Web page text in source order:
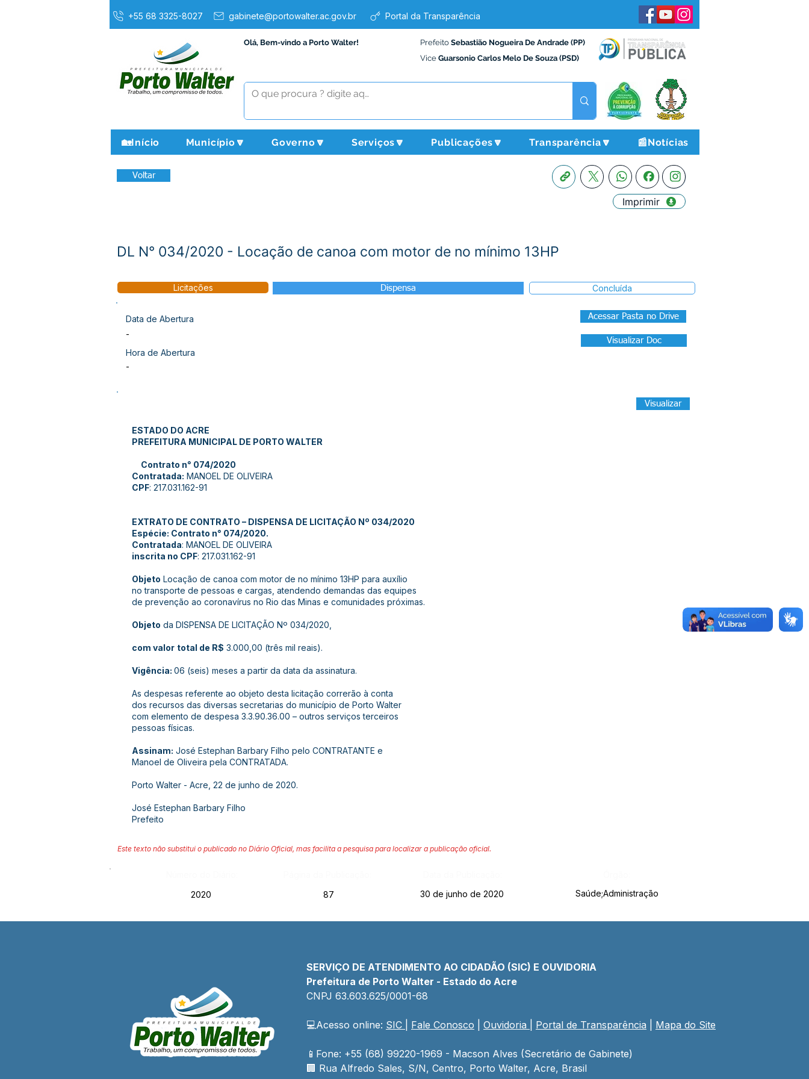
+55 68 3325-8027 gabinete@portowalter.ac.gov.br Portal da Transparência
Olá, Bem-vindo a Porto Walter! Prefeito Sebastião Nogueira De Andrade (PP)
Vice Guarsonio Carlos Melo De Souza (PSD)
🏡Início Município🔽 Governo🔽 Serviços🔽 Publicações🔽 Transparência🔽 📰Notícias
Voltar
Imprimir
DL N° 034/2020 - Locação de canoa com motor de no mínimo 13HP
Licitações Dispensa Concluída
Data de Abertura
-
Hora de Abertura
-
Acessar Pasta no Drive
Visualizar Doc
Visualizar
ESTADO DO ACRE
PREFEITURA MUNICIPAL DE PORTO WALTER
Contrato n° 074/2020
Contratada: MANOEL DE OLIVEIRA
CPF: 217.031.162-91
EXTRATO DE CONTRATO – DISPENSA DE LICITAÇÃO Nº 034/2020
Espécie: Contrato n° 074/2020.
Contratada: MANOEL DE OLIVEIRA
inscrita no CPF: 217.031.162-91
Objeto Locação de canoa com motor de no mínimo 13HP para auxílio
no transporte de pessoas e cargas, atendendo demandas das equipes
de prevenção ao coronavírus no Rio das Minas e comunidades próximas.
Objeto da DISPENSA DE LICITAÇÃO Nº 034/2020,
com valor total de R$ 3.000,00 (três mil reais).
Vigência: 06 (seis) meses a partir da data da assinatura.
As despesas referente ao objeto desta licitação correrão à conta
dos recursos das diversas secretarias do município de Porto Walter
com elemento de despesa 3.3.90.36.00 – outros serviços terceiros
pessoas físicas.
Assinam: José Estephan Barbary Filho pelo CONTRATANTE e
Manoel de Oliveira pela CONTRATADA.
Porto Walter - Acre, 22 de junho de 2020.
José Estephan Barbary Filho
Prefeito
Este texto não substitui o publicado no Diário Oficial, mas facilita a pesquisa para localizar a publicação oficial.
2020
87 30 de junho de 2020 Saúde;Administração
SERVIÇO DE ATENDIMENTO AO CIDADÃO (SIC) E OUVIDORIA
Prefeitura de Porto Walter - Estado do Acre
CNPJ 63.603.625/0001-68
💻Acesso online: SIC Fale Conosco Ouvidoria Portal de Transparência Mapa do Site
📱Fone: +55 (68) 99220-1969 - Macson Alves (Secretário de Gabinete)
🏢 Rua Alfredo Sales, S/N, Centro, Porto Walter, Acre, Brasil